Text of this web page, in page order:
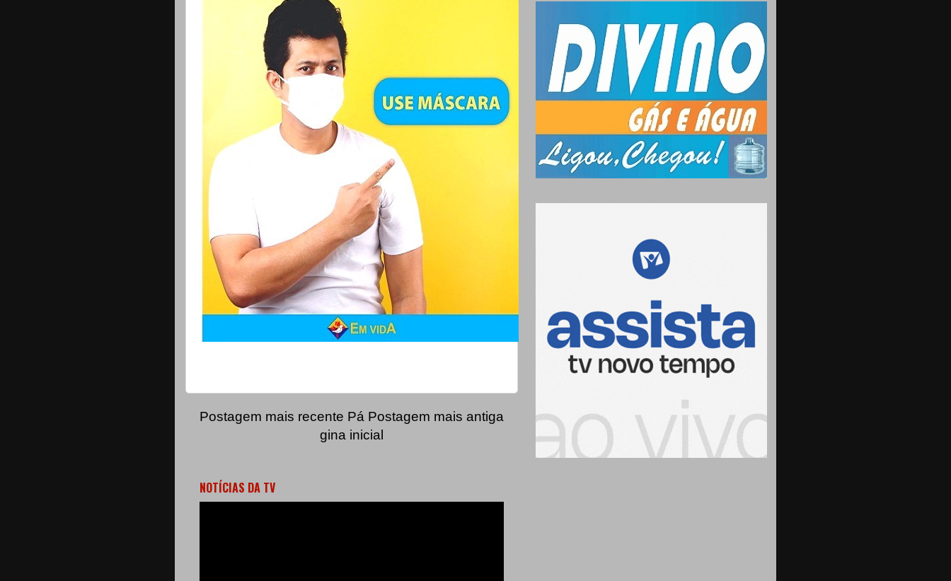
Postagem mais recente Postagem mais antiga
Pá
gina inicial
NOTÍCIAS DA TV